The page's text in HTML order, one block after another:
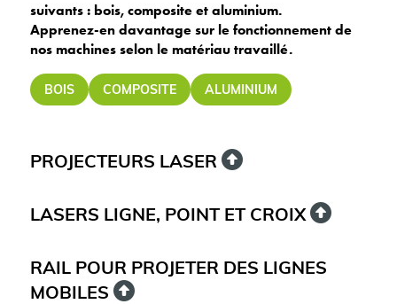
suivants : bois, composite et aluminium.
Apprenez-en davantage sur le fonctionnement de
nos machines selon le matériau travaillé.
BOIS COMPOSITE ALUMINIUM
PROJECTEURS LASER
LASERS LIGNE, POINT ET CROIX
RAIL POUR PROJETER DES LIGNES
MOBILES